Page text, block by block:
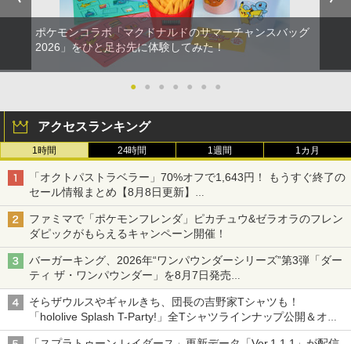
ポケモンコラボ「マクドナルドのサマーチャンスバッグ
2026」をひと足お先に体験してみた！
● ● ● ● ● ● ●
アクセスランキング
1時間 24時間 1週間 1カ月
「オクトパストラベラー」70%オフで1,643円！ もうすぐ終了の
セール情報まとめ【8月8日更新】
ニンテンドーeショップでは「大神 絶景版」が67%オフで990円
ファミマで「ポケモンフレンダ」ピカチュウ&ゼラオラのフレン
ダピックがもらえるキャンペーン開催！
バーガーキング、2026年“ワンパウンダーシリーズ”第3弾「ダー
ティ ザ・ワンパウンダー」を8月7日発売
「特製ガーリックマヨソース」を使用した超大型チーズバーガー
そらザウルスやギャルきち、団長の吉野家Tシャツも！
「hololive Splash T-Party!」全Tシャツラインナップ公開＆オン
ライン販売開始